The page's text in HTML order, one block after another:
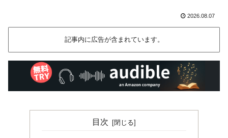
2026.08.07
記事内に広告が含まれています。
目次